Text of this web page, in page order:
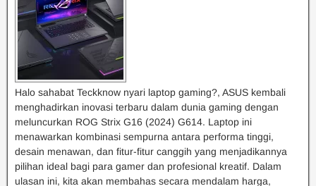
Halo sahabat Teckknow nyari laptop gaming?, ASUS kembali
menghadirkan inovasi terbaru dalam dunia gaming dengan
meluncurkan ROG Strix G16 (2024) G614. Laptop ini
menawarkan kombinasi sempurna antara performa tinggi,
desain menawan, dan fitur-fitur canggih yang menjadikannya
pilihan ideal bagi para gamer dan profesional kreatif. Dalam
ulasan ini, kita akan membahas secara mendalam harga,